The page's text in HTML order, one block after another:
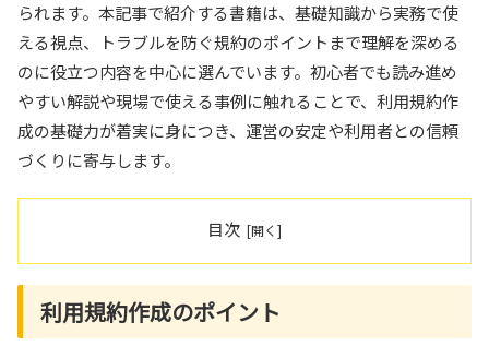
られます。本記事で紹介する書籍は、基礎知識から実務で使
える視点、トラブルを防ぐ規約のポイントまで理解を深める
のに役立つ内容を中心に選んでいます。初心者でも読み進め
やすい解説や現場で使える事例に触れることで、利用規約作
成の基礎力が着実に身につき、運営の安定や利用者との信頼
づくりに寄与します。
目次
利用規約作成のポイント